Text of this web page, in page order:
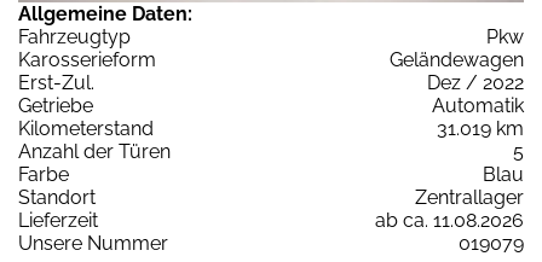
Allgemeine Daten:
Fahrzeugtyp
Pkw
Karosserieform
Geländewagen
Erst-Zul.
Dez / 2022
Getriebe
Automatik
Kilometerstand
31.019 km
Anzahl der Türen
5
Farbe
Blau
Standort
Zentrallager
Lieferzeit
ab ca. 11.08.2026
Unsere Nummer
019079